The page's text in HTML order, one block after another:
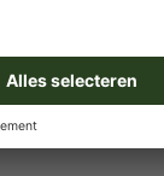
excl. btw
€ 38,87